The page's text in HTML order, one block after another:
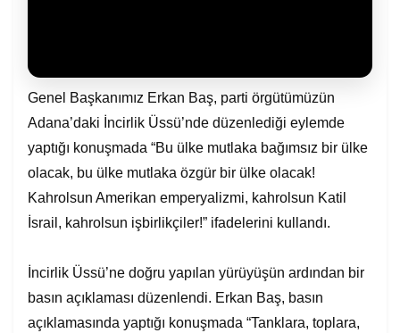
Genel Başkanımız Erkan Baş, parti örgütümüzün
Adana’daki İncirlik Üssü’nde düzenlediği eylemde
yaptığı konuşmada “Bu ülke mutlaka bağımsız bir ülke
olacak, bu ülke mutlaka özgür bir ülke olacak!
Kahrolsun Amerikan emperyalizmi, kahrolsun Katil
İsrail, kahrolsun işbirlikçiler!” ifadelerini kullandı.
İncirlik Üssü’ne doğru yapılan yürüyüşün ardından bir
basın açıklaması düzenlendi. Erkan Baş, basın
açıklamasında yaptığı konuşmada “Tanklara, toplara,